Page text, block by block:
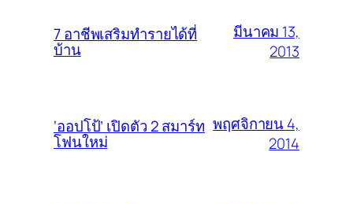
7 อาชีพเสริมทำรายได้ที่
บ้าน
มีนาคม 13,
2013
‘ออปโป้’ เปิดตัว 2 สมาร์ท
โฟนใหม่
พฤศจิกายน 4,
2014